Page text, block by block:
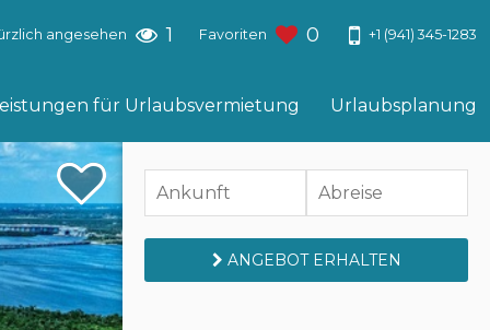
für Urlaubsvermietung Urlaubsplanung
angesehen 1 Favoriten 0 +1 (941) 345-1283
ANGEBOT ERHALTEN